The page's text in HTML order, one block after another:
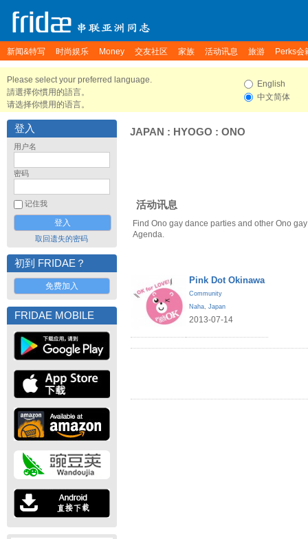
新闻&特写 时尚娱乐 Money 交友社区 家族 活动讯息 旅游 Perks会
Please select your preferred language.
請選擇你慣用的語言。
请选择你惯用的语言。
English
中文简体
登入
用户名
密码
记住我
取回遗失的密码
初到 FRIDAE？
免费加入
FRIDAE MOBILE
JAPAN : HYOGO : ONO
活动讯息
Find Ono gay dance parties and other Ono
Agenda.
Pink Dot Okinawa
Community
Naha, Japan
2013-07-14